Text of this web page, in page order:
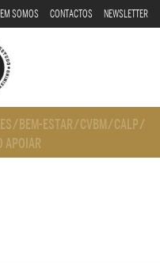
SOMOS CONTACTOS NEWSLETTER
/ BEM-ESTAR/CVBM/CALP/
APOIAR